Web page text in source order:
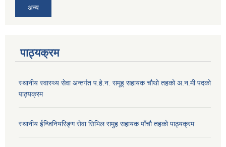
अन्य
पाठ्‍यक्रम
स्थानीय स्वास्थ्य सेवा अन्तर्गत प.हे.न. समूह् सहायक चौथो तहको अ.न.मी पदको
पाठ्यक्रम
स्थानीय ईन्जिनियरिङ्ग सेवा सिभिल समुह सहायक पाँचौ तहको पाठ्यक्रम